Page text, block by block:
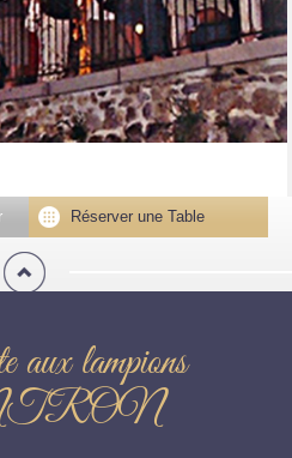
Réserver une Table
lampions